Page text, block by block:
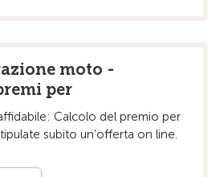
moto -
per
Calcolo del premio per
subito un’offerta on line.